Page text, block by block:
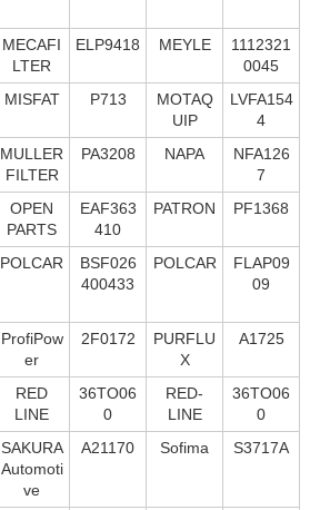
MECAFI
LTER
ELP9418 MEYLE
1112321
0045
MISFAT P713
MOTAQ
UIP
LVFA154
4
MULLER
FILTER
PA3208 NAPA
NFA126
7
OPEN
PARTS
EAF363
410
PATRON PF1368
POLCAR
BSF026
400433
POLCAR
FLAP09
09
ProfiPow
er
2F0172
PURFLU
X
A1725
RED
LINE
36TO06
0
RED-
LINE
36TO06
0
SAKURA
Automoti
ve
A21170 Sofima S3717A